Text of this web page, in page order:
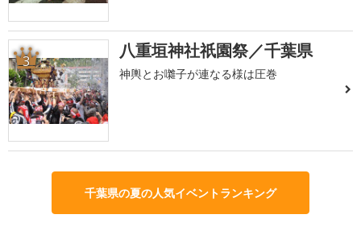
3 八重垣神社祇園祭／千葉県
神輿とお囃子が連なる様は圧巻
千葉県の夏の人気イベントランキング